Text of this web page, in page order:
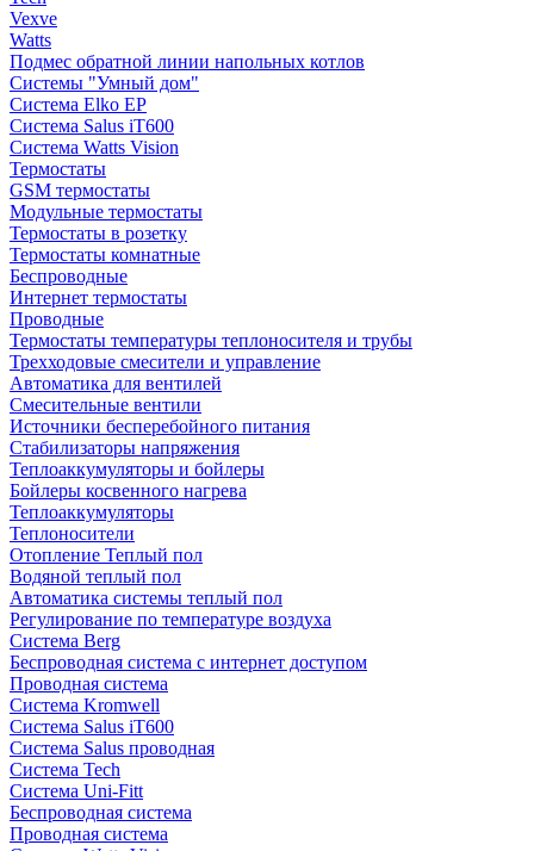
Vexve
Watts
Подмес обратной линии напольных котлов
Системы "Умный дом"
Система Elko EP
Система Salus iT600
Система Watts Vision
Термостаты
GSM термостаты
Модульные термостаты
Термостаты в розетку
Термостаты комнатные
Беспроводные
Интернет термостаты
Проводные
Термостаты температуры теплоносителя и трубы
Трехходовые смесители и управление
Автоматика для вентилей
Смесительные вентили
Источники бесперебойного питания
Стабилизаторы напряжения
Теплоаккумуляторы и бойлеры
Бойлеры косвенного нагрева
Теплоаккумуляторы
Теплоносители
Отопление Теплый пол
Водяной теплый пол
Автоматика системы теплый пол
Регулирование по температуре воздуха
Система Berg
Беспроводная система с интернет доступом
Проводная система
Система Kromwell
Система Salus iT600
Система Salus проводная
Система Tech
Система Uni-Fitt
Беспроводная система
Проводная система